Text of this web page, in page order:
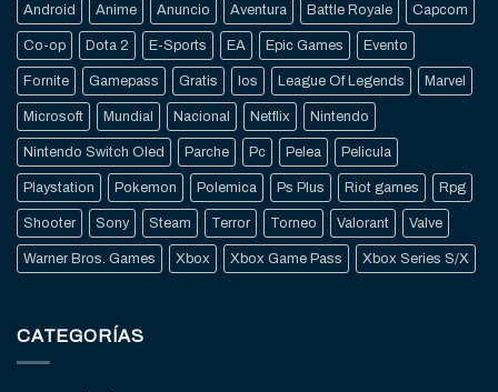
Android Anime Anuncio Aventura Battle Royale Capcom
Co-op Dota 2 E-Sports EA Epic Games Evento
Fornite Gamepass Gratis Ios League Of Legends Marvel
Microsoft Mundial Nacional Netflix Nintendo
Nintendo Switch Oled Parche Pc Pelea Pelicula
Playstation Pokemon Polemica Ps Plus Riot games Rpg
Shooter Sony Steam Terror Torneo Valorant Valve
Warner Bros. Games Xbox Xbox Game Pass Xbox Series S/X
CATEGORÍAS